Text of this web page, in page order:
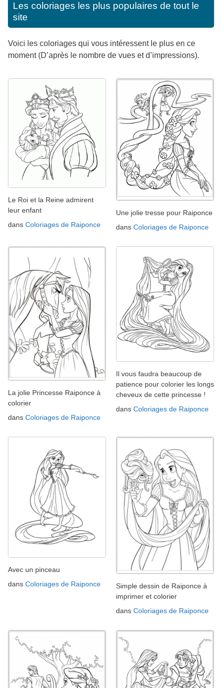
Les coloriages les plus populaires de tout le
site
Voici les coloriages qui vous intéressent le plus en ce
moment (D’après le nombre de vues et d’impressions).
Le Roi et la Reine admirent
leur enfant
dans Coloriages de Raiponce
Une jolie tresse pour Raiponce
dans Coloriages de Raiponce
La jolie Princesse Raiponce à
colorier
dans Coloriages de Raiponce
Il vous faudra beaucoup de
patience pour colorier les longs
cheveux de cette princesse !
dans Coloriages de Raiponce
Avec un pinceau
dans Coloriages de Raiponce
Simple dessin de Raiponce à
imprimer et colorier
dans Coloriages de Raiponce